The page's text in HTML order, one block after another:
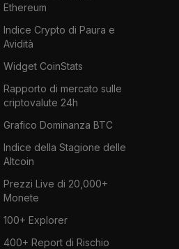
Ethereum
Indice Crypto di Paura e
Avidità
Widget CoinStats
Rapporto di mercato sulle
criptovalute 24h
Grafico Dominanza BTC
Indice della Stagione delle
Altcoin
Prezzi Live di 20,000+
Monete
100+ Explorer
400+ Report di Rischio